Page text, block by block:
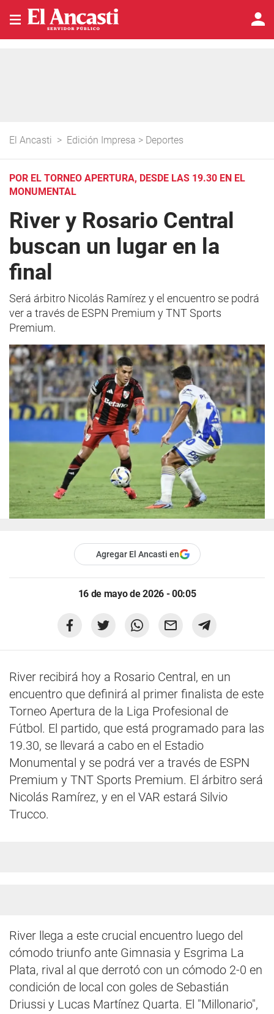
El Ancasti > Edición Impresa > Deportes
POR EL TORNEO APERTURA, DESDE LAS 19.30 EN EL
MONUMENTAL
River y Rosario Central
buscan un lugar en la
final
Será árbitro Nicolás Ramírez y el encuentro se podrá
ver a través de ESPN Premium y TNT Sports
Premium.
Agregar El Ancasti en
16 de mayo de 2026 - 00:05
River recibirá hoy a Rosario Central, en un
encuentro que definirá al primer finalista de este
Torneo Apertura de la Liga Profesional de
Fútbol. El partido, que está programado para las
19.30, se llevará a cabo en el Estadio
Monumental y se podrá ver a través de ESPN
Premium y TNT Sports Premium. El árbitro será
Nicolás Ramírez, y en el VAR estará Silvio
Trucco.
River llega a este crucial encuentro luego del
cómodo triunfo ante Gimnasia y Esgrima La
Plata, rival al que derrotó con un cómodo 2-0 en
condición de local con goles de Sebastián
Driussi y Lucas Martínez Quarta. El "Millonario",